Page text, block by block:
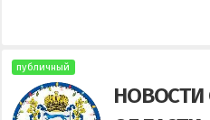
публичный
НОВОСТИ